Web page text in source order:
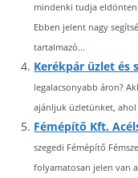
mindenki tudja
Ebben jelent nagy
tartalmazó...
Kerékpár üzlet és
legalacsonyabb áron?
ajánljuk üzletünket, ahol
Fémépítő Kft.
szegedi Fémépítő
folyamatosan jelen van